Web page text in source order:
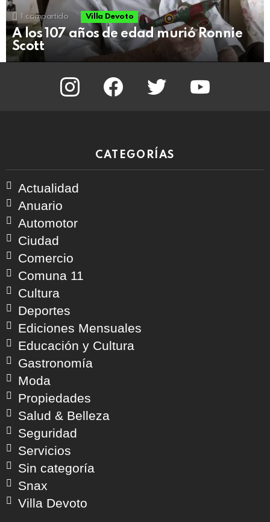
compartido Villa Devoto
A los 107 años de edad murió Ronnie
Scott
instagram facebook twitter
CATEGORÍAS
Actualidad
Anuario
Automotor
Ciudad
Comercio
Comuna 11
Cultura
Deportes
Ediciones Mensuales
Educación y Cultura
Gastronomía
Moda
Propiedades
Salud & Belleza
Seguridad
Servicios
Sin categoría
Snax
Villa Devoto